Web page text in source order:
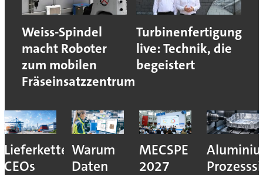
Weiss-Spindel
macht Roboter
zum mobilen
Fräseinsatzzentrum
Turbinenfertigung
live: Technik, die
begeistert
Lieferkettenresilienz:
CEOs
Warum
Daten
MECSPE
2027